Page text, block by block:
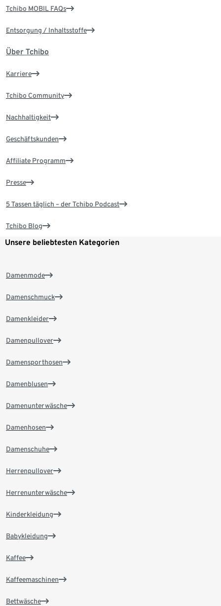
Tchibo MOBIL FAQs
Entsorgung / Inhaltsstoffe
Über Tchibo
Karriere
Tchibo Community
Nachhaltigkeit
Geschäftskunden
Affiliate Programm
Presse
5 Tassen täglich – der Tchibo Podcast
Tchibo Blog
Unsere beliebtesten Kategorien
Damenmode
Damenschmuck
Damenkleider
Damenpullover
Damensporthosen
Damenblusen
Damenunterwäsche
Damenhosen
Damenschuhe
Herrenpullover
Herrenunterwäsche
Kinderkleidung
Babykleidung
Kaffee
Kaffeemaschinen
Bettwäsche